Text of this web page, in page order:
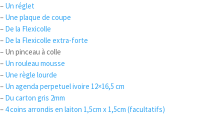
– Un réglet
– Une plaque de coupe
– De la Flexicolle
– De la Flexicolle extra-forte
– Un pinceau à colle
– Un rouleau mousse
– Une règle lourde
– Un agenda perpetuel ivoire 12×16,5 cm
– Du carton gris 2mm
– 4 coins arrondis en laiton 1,5cm x 1,5cm (facultatifs)